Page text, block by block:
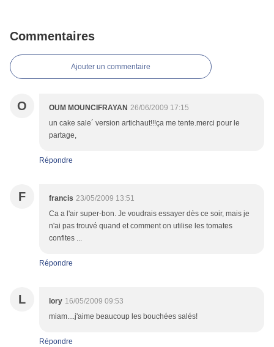
Commentaires
Ajouter un commentaire
O OUM MOUNCIFRAYAN 26/06/2009 17:15
un cake sale´ version artichaut!!!ça me tente.merci pour le
partage,
Répondre
F francis 23/05/2009 13:51
Ca a l'air super-bon. Je voudrais essayer dès ce soir, mais je
n'ai pas trouvé quand et comment on utilise les tomates
confites ...
Répondre
L lory 16/05/2009 09:53
miam....j'aime beaucoup les bouchées salés!
Répondre